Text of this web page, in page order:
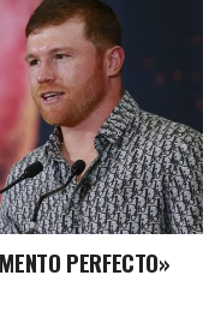
PERFECTO»